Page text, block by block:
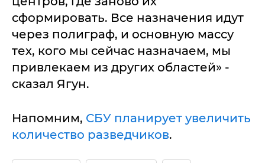
сформировать. Все назначения идут
через полиграф, и основную массу
тех, кого мы сейчас назначаем, мы
привлекаем из других областей» -
сказал Ягун.
Напомним, СБУ планирует увеличить
количество разведчиков.